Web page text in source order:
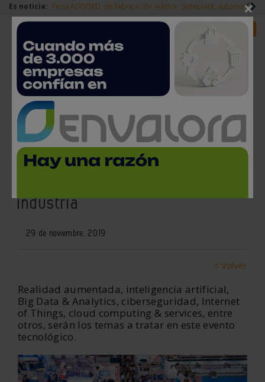
Es noticia: Feria ADDITED, de fabricación aditiva Sisteplant,
Redes Sociales Login empresas
Regresa BeDigital, el foro de
referencia para la
industria
29 de noviembre, 2019
< Volver
Realidad aumentada, inteligencia artificial,
Big Data & Analytics, ciberseguridad, Internet
of Things, cloud computing & services, entre
otros, serán los temas a tratar en este evento
tecnológico.
×